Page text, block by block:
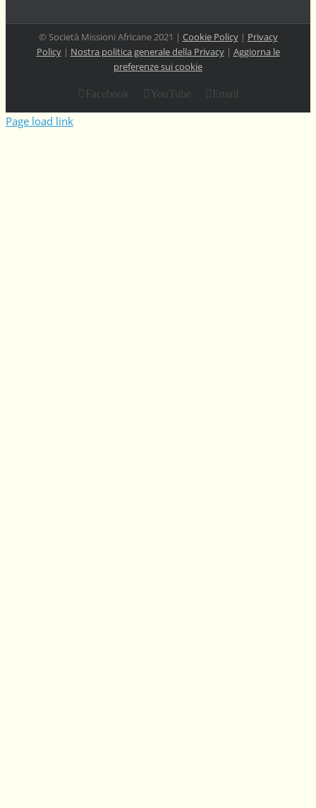
© Società Missioni Africane 2021 | Cookie Policy| Privacy
Policy| Nostra politica generale della Privacy| Aggiorna le
preferenze sui cookie
Facebook YouTube Email
Page load link